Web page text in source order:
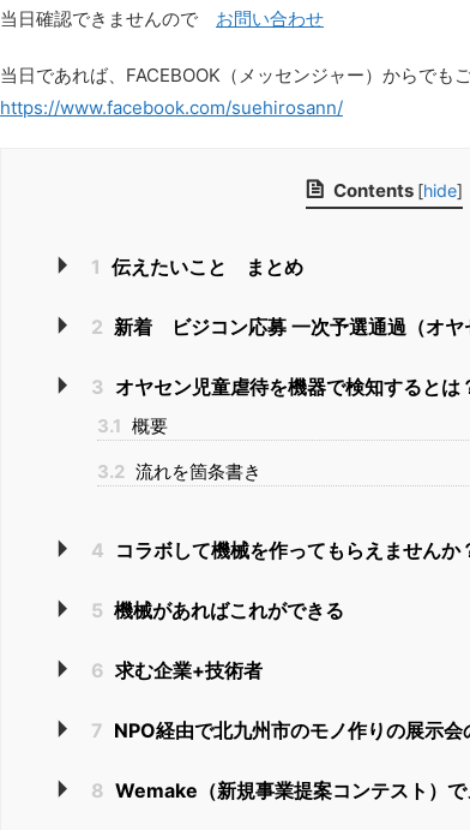
当日確認できませんので お問い合わせ
当日であれば、FACEBOOK（メッセンジャー）からでも
https://www.facebook.com/suehirosann/
Contents [hide]
1 伝えたいこと まとめ
2 新着 ビジコン応募 一次予選通過（オヤ
3 オヤセン児童虐待を機器で検知するとは
3.1 概要
3.2 流れを箇条書き
4 コラボして機械を作ってもらえませんか
5 機械があればこれができる
6 求む企業+技術者
7 NPO経由で北九州市のモノ作りの展示
8 Wemake（新規事業提案コンテスト）